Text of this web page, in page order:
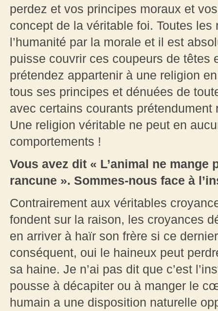
perdez et vos principes moraux et
concept de la véritable foi. Toutes
l’humanité par la morale et il est
puisse couvrir ces coupeurs de têtes
prétendez appartenir à une religion
tous ses principes et dénuées de
avec certains courants
Une religion véritable ne peut en
comportements !
Vous avez dit « L’animal ne
rancune ». Sommes-nous face à
Contrairement aux véritables
fondent sur la raison, les croyances
en arriver à haïr son frère si ce
conséquent, oui le haineux peut
sa haine. Je n’ai pas dit que c’est
pousse à décapiter ou à manger le
humain a une disposition naturelle